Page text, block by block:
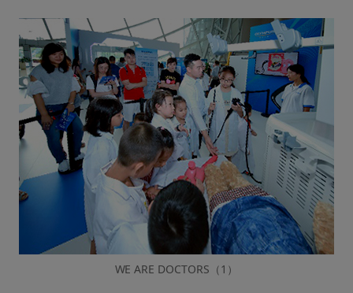
WE ARE DOCTORS（1）